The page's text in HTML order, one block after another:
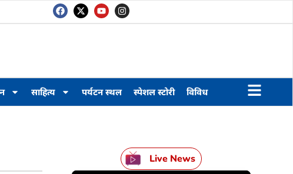
साहित्य पर्यटन स्थल स्पेशल स्टोरी विविध
Live News